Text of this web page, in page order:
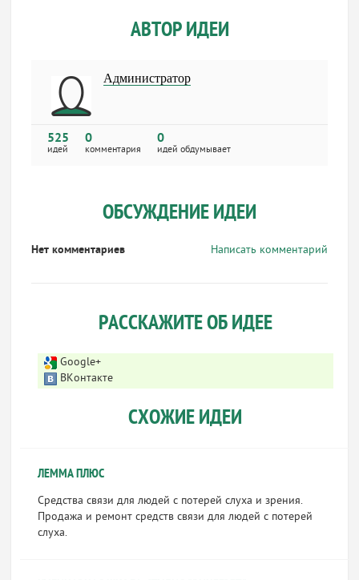
АВТОР ИДЕИ
Администратор
525
идей
0
комментария
0
идей обдумывает
ОБСУЖДЕНИЕ ИДЕИ
Написать комментарий
Нет комментариев
РАССКАЖИТЕ ОБ ИДЕЕ
Google+
ВКонтакте
СХОЖИЕ ИДЕИ
ЛЕММА ПЛЮС
Средства связи для людей с потерей слуха и зрения.
Продажа и ремонт средств связи для людей с потерей
слуха.